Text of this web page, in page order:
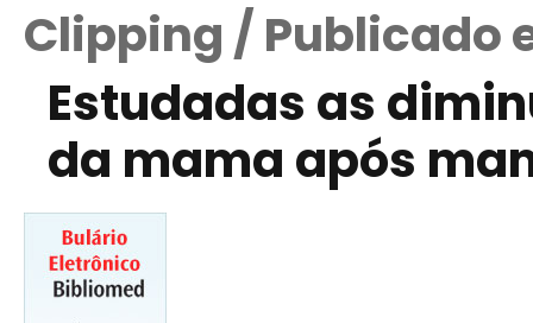
Clipping / Publicado
Estudadas as
da mama após